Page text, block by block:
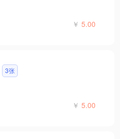
￥ 5.00
3张
￥ 5.00